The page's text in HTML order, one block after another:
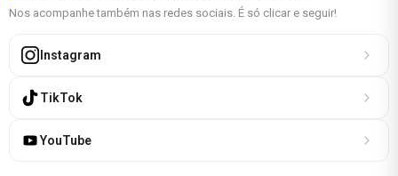
Nos acompanhe também nas redes sociais. É só clicar e seguir!
Instagram
TikTok
YouTube